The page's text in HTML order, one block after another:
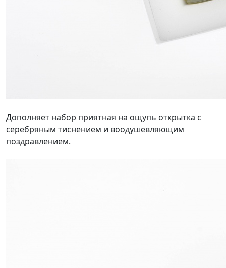
Дополняет набор приятная на ощупь открытка с
серебряным тиснением и воодушевляющим
поздравлением.